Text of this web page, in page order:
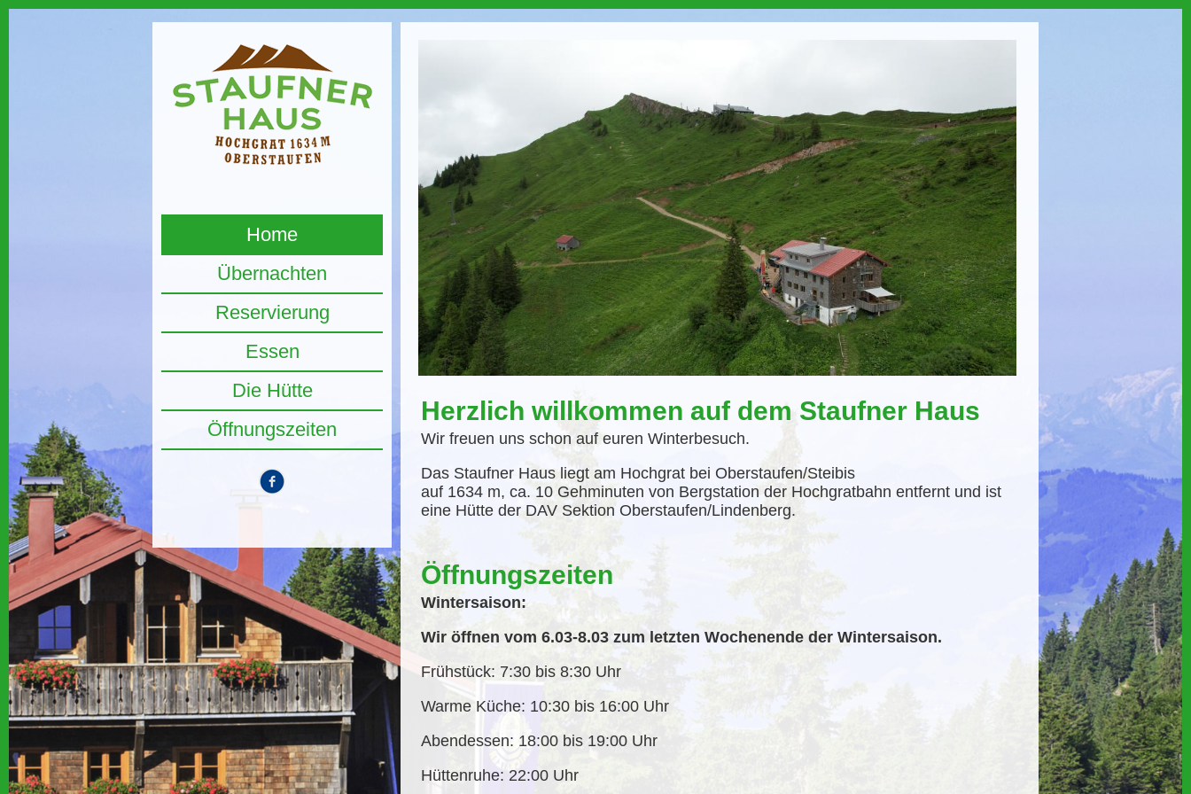
Home
Übernachten
Reservierung
Essen
Die Hütte
Öffnungszeiten
Herzlich willkommen auf dem Staufner Haus
Wir freuen uns schon auf euren Winterbesuch.
Das Staufner Haus liegt am Hochgrat bei Oberstaufen/Steibis
auf 1634 m, ca. 10 Gehminuten von Bergstation der Hochgratbahn entfernt und ist
eine Hütte der DAV Sektion Oberstaufen/Lindenberg.
Öffnungszeiten
Wintersaison:
Wir öffnen vom 6.03-8.03 zum letzten Wochenende der Wintersaison.
Frühstück: 7:30 bis 8:30 Uhr
Warme Küche: 10:30 bis 16:00 Uhr
Abendessen: 18:00 bis 19:00 Uhr
Hüttenruhe: 22:00 Uhr